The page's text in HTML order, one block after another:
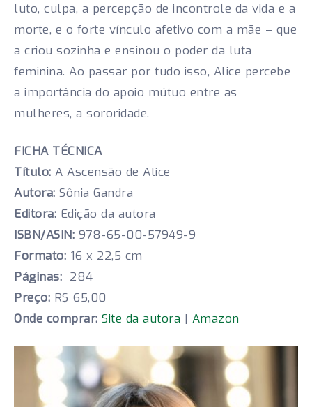
luto, culpa, a percepção de incontrole da vida e a
morte, e o forte vínculo afetivo com a mãe – que
a criou sozinha e ensinou o poder da luta
feminina. Ao passar por tudo isso, Alice percebe
a importância do apoio mútuo entre as
mulheres, a sororidade.
FICHA TÉCNICA
Título: A Ascensão de Alice
Autora: Sônia Gandra
Editora: Edição da autora
ISBN/ASIN: 978-65-00-57949-9
Formato: 16 x 22,5 cm
Páginas: 284
Preço: R$ 65,00
Onde comprar: Site da autora | Amazon